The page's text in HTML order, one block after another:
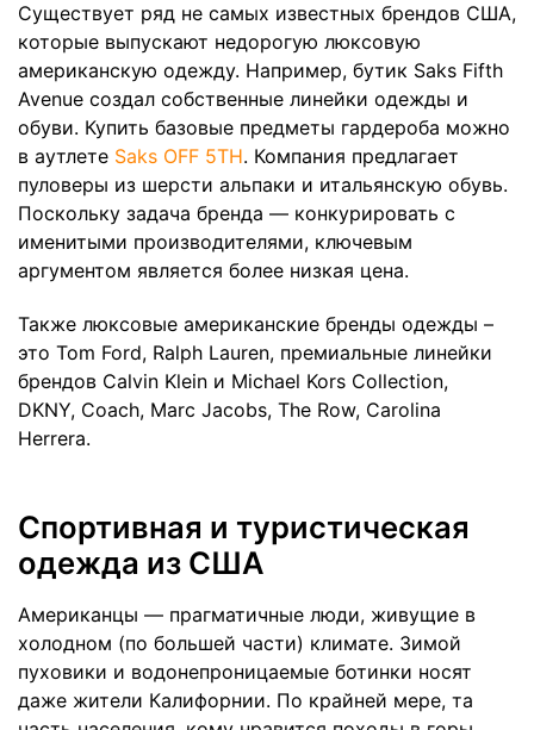
Существует ряд не самых известных брендов США,
которые выпускают недорогую люксовую
американскую одежду. Например, бутик Saks Fifth
Avenue создал собственные линейки одежды и
обуви. Купить базовые предметы гардероба можно
в аутлете Saks OFF 5TH. Компания предлагает
пуловеры из шерсти альпаки и итальянскую обувь.
Поскольку задача бренда — конкурировать с
именитыми производителями, ключевым
аргументом является более низкая цена.
Также люксовые американские бренды одежды –
это Tom Ford, Ralph Lauren, премиальные линейки
брендов Calvin Klein и Michael Kors Collection,
DKNY, Coach, Marc Jacobs, The Row, Carolina
Herrera.
Спортивная и туристическая
одежда из США
Американцы — прагматичные люди, живущие в
холодном (по большей части) климате. Зимой
пуховики и водонепроницаемые ботинки носят
даже жители Калифорнии. По крайней мере, та